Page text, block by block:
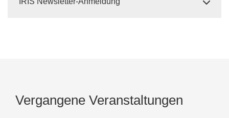
Vergangene Veranstaltungen